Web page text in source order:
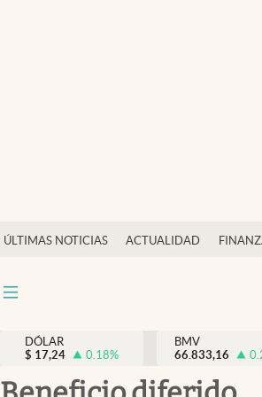
ÚLTIMAS NOTICIAS ACTUALIDAD
Opinión
Vida y estilo
DÓLAR
$ 17,24 0.18%
BMV
66.833,16